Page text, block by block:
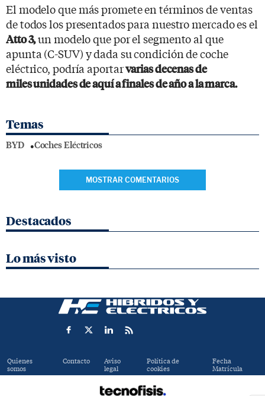
El modelo que más promete en términos de ventas
de todos los presentados para nuestro mercado es el
Atto 3,un modelo que por el segmento al que
apunta (C-SUV) y dada su condición de coche
eléctrico, podría aportarvarias decenas de
miles unidades de aquí a finales de año a la marca.
Temas
BYD Coches Eléctricos
MOSTRAR COMENTARIOS
Destacados
Lo más visto
Quienes
somos
Contacto Aviso
legal
Política de
cookies
Fecha
Matrícula